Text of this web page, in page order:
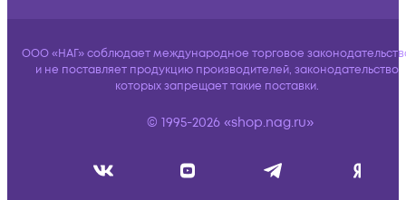
ООО «НАГ» соблюдает международное торговое
и не поставляет продукцию производителей, законодательство
которых запрещает такие поставки.
© 1995-2026 «shop.nag.ru»